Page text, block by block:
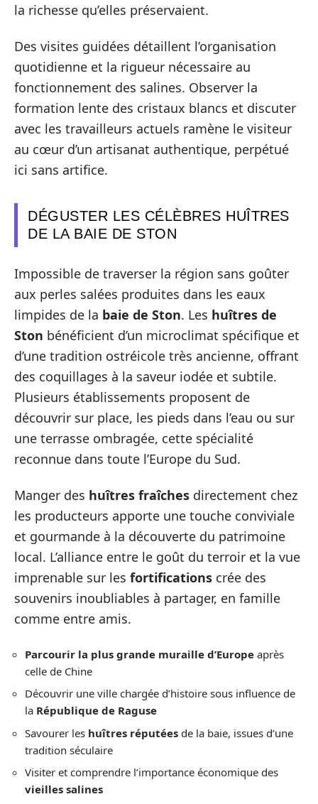
la richesse qu’elles préservaient.
Des visites guidées détaillent l’organisation
quotidienne et la rigueur nécessaire au
fonctionnement des salines. Observer la
formation lente des cristaux blancs et discuter
avec les travailleurs actuels ramène le visiteur
au cœur d’un artisanat authentique, perpétué
ici sans artifice.
DÉGUSTER LES CÉLÈBRES HUÎTRES
DE LA BAIE DE STON
Impossible de traverser la région sans goûter
aux perles salées produites dans les eaux
limpides de la baie de Ston. Les huîtres de
Ston bénéficient d’un microclimat spécifique et
d’une tradition ostréicole très ancienne, offrant
des coquillages à la saveur iodée et subtile.
Plusieurs établissements proposent de
découvrir sur place, les pieds dans l’eau ou sur
une terrasse ombragée, cette spécialité
reconnue dans toute l’Europe du Sud.
Manger des huîtres fraîches directement chez
les producteurs apporte une touche conviviale
et gourmande à la découverte du patrimoine
local. L’alliance entre le goût du terroir et la vue
imprenable sur les fortifications crée des
souvenirs inoubliables à partager, en famille
comme entre amis.
Parcourir la plus grande muraille d’Europe après
celle de Chine
Découvrir une ville chargée d’histoire sous influence de
la République de Raguse
Savourer les huîtres réputées de la baie, issues d’une
tradition séculaire
Visiter et comprendre l’importance économique des
vieilles salines